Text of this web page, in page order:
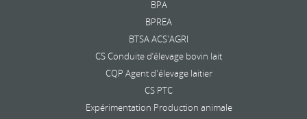
BPA
BPREA
BTSA ACS'AGRI
CS Conduite d’élevage bovin lait
CQP Agent d'élevage laitier
CS PTC
Expérimentation Production animale